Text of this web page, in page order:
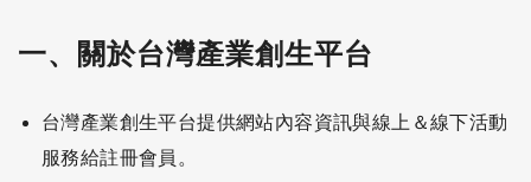
一、關於台灣產業創生平台
台灣產業創生平台提供網站內容資訊與線上＆線下活動
服務給註冊會員。